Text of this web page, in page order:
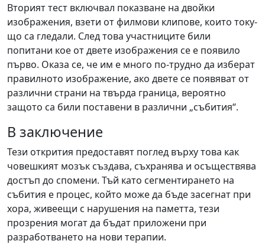
Вторият тест включвал показване на двойки
изображения, взети от филмови клипове, които току-
що са гледали. След това участниците били
попитани кое от двете изображения се е появило
първо. Оказа се, че им е много по-трудно да изберат
правилното изображение, ако двете се появяват от
различни страни на твърда граница, вероятно
защото са били поставени в различни „събития“.
В заключение
Тези открития предоставят поглед върху това как
човешкият мозък създава, съхранява и осъществява
достъп до спомени. Тъй като сегментирането на
събития е процес, който може да бъде засегнат при
хора, живеещи с нарушения на паметта, тези
прозрения могат да бъдат приложени при
разработването на нови терапии.